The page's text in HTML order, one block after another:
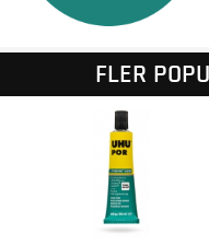
FLER